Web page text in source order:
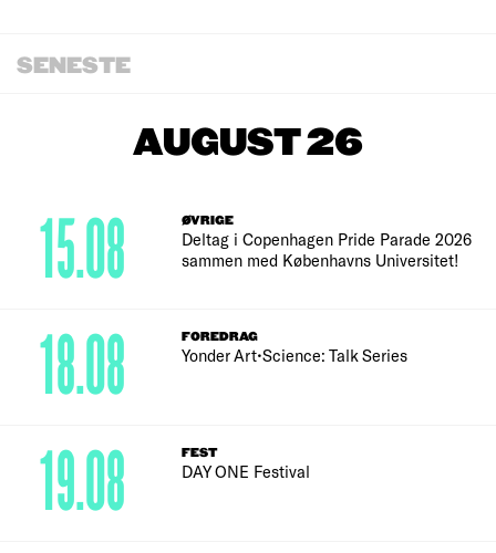
SENESTE
AUGUST 26
ØVRIGE
Deltag i Copenhagen Pride Parade 2026
sammen med Københavns Universitet!
15.08
FOREDRAG
Yonder Art•Science: Talk Series
18.08
FEST
DAY ONE Festival
19.08